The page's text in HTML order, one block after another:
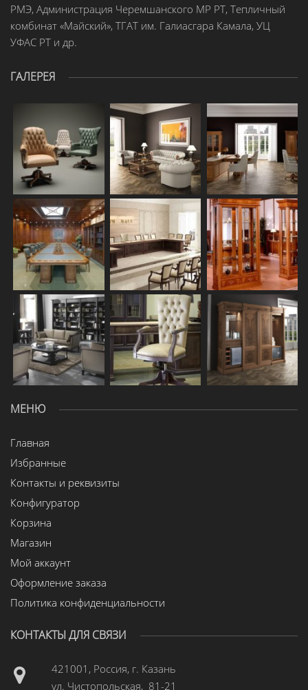
РМЭ, Администрация Черемшанского МР РТ, Тепличный
комбинат «Майский», ТГАТ им. Галиасгара Камала, УЦ
УФАС РТ и др.
ГАЛЕРЕЯ
МЕНЮ
Главная
Избранные
Контакты и реквизиты
Конфигуратор
Корзина
Магазин
Мой аккаунт
Оформление заказа
Политика конфиденциальности
КОНТАКТЫ ДЛЯ СВЯЗИ
421001, Россия, г. Казань
ул. Чистопольская, 81-21